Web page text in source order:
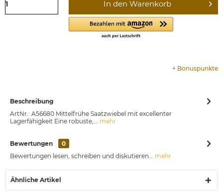
In den Warenkorb
+ Bonuspunkte
Beschreibung
ArtNr.: A56680 Mittelfrühe Saatzwiebel mit excellenter
Lagerfähigkeit Eine robuste,... mehr
Bewertungen
0
Bewertungen lesen, schreiben und diskutieren... mehr
Ähnliche Artikel